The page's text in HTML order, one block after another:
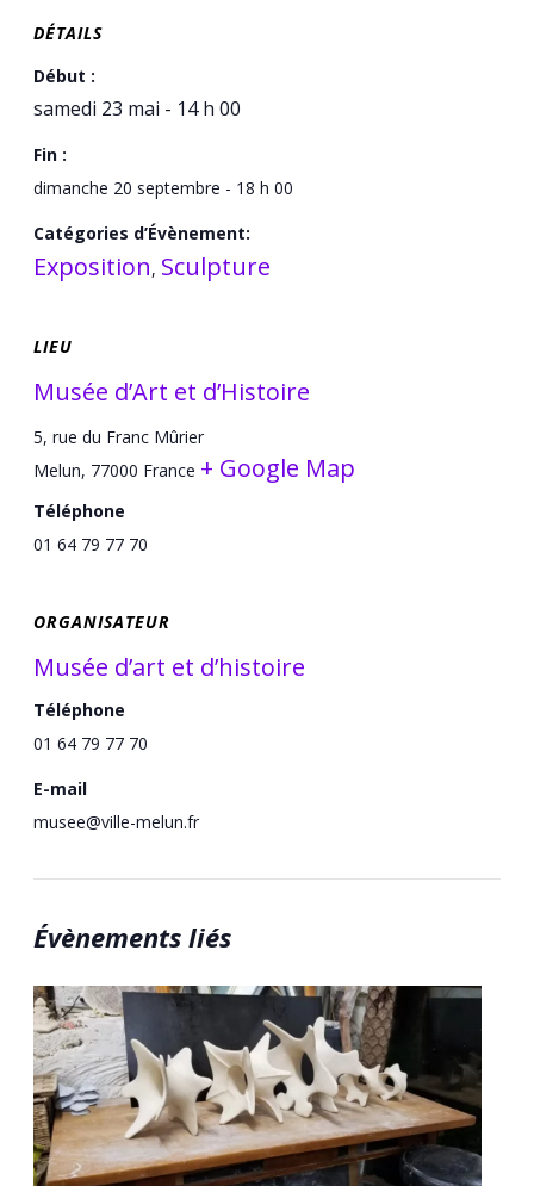
DÉTAILS
Début :
samedi 23 mai - 14 h 00
Fin :
dimanche 20 septembre - 18 h 00
Catégories d’Évènement:
Exposition, Sculpture
LIEU
Musée d’Art et d’Histoire
5, rue du Franc Mûrier
Melun, 77000 France + Google Map
Téléphone
01 64 79 77 70
ORGANISATEUR
Musée d’art et d’histoire
Téléphone
01 64 79 77 70
E-mail
musee@ville-melun.fr
Évènements liés